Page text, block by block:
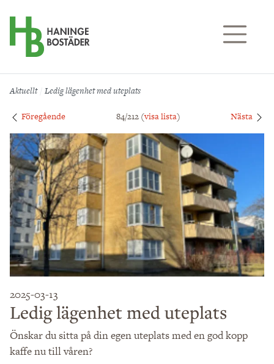
Aktuellt Ledig lägenhet med uteplats
Föregående 84/212 (visa lista) Nästa
2025-03-13
Ledig lägenhet med uteplats
Önskar du sitta på din egen uteplats med en god kopp
kaffe nu till våren?